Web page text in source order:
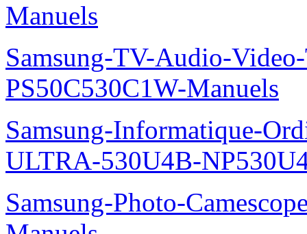
Manuels
Samsung-TV-Audio-
PS50C530C1W-Manuels
Samsung-Informatique-
ULTRA-530U4B-
Samsung-Photo-